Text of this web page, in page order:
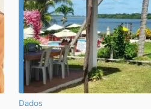
Dados